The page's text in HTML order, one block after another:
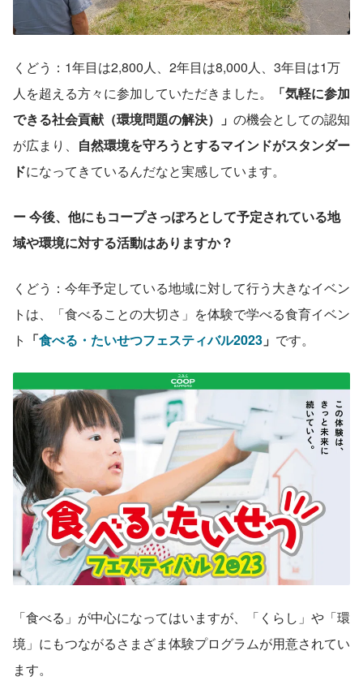
くどう：1年目は2,800人、2年目は8,000人、3年目は1万
人を超える方々に参加していただきました。
「気軽に参加
できる社会貢献（環境問題の解決）」 の機会としての認知
が広まり、 自然環境を守ろうとするマインドがスタンダー
ドになってきているんだなと実感しています。
ー 今後、他にもコープさっぽろとして予定されている地
域や環境に対する活動はありますか？
くどう：今年予定している地域に対して行う大きなイベン
トは、「食べることの大切さ」を体験で学べる食育イベン
ト 「食べる・たいせつフェスティバル2023 」 です。
「食べる」が中心になってはいますが、「くらし」や「環
境」にもつながるさまざま体験プログラムが用意されてい
ます。